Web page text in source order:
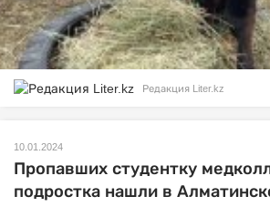
Редакция Liter.kz
10.01.2024
Пропавших студентку
подростка нашли в